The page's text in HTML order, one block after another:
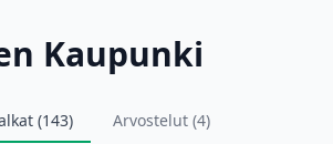
Kaupunki
(143)
Arvostelut (4)